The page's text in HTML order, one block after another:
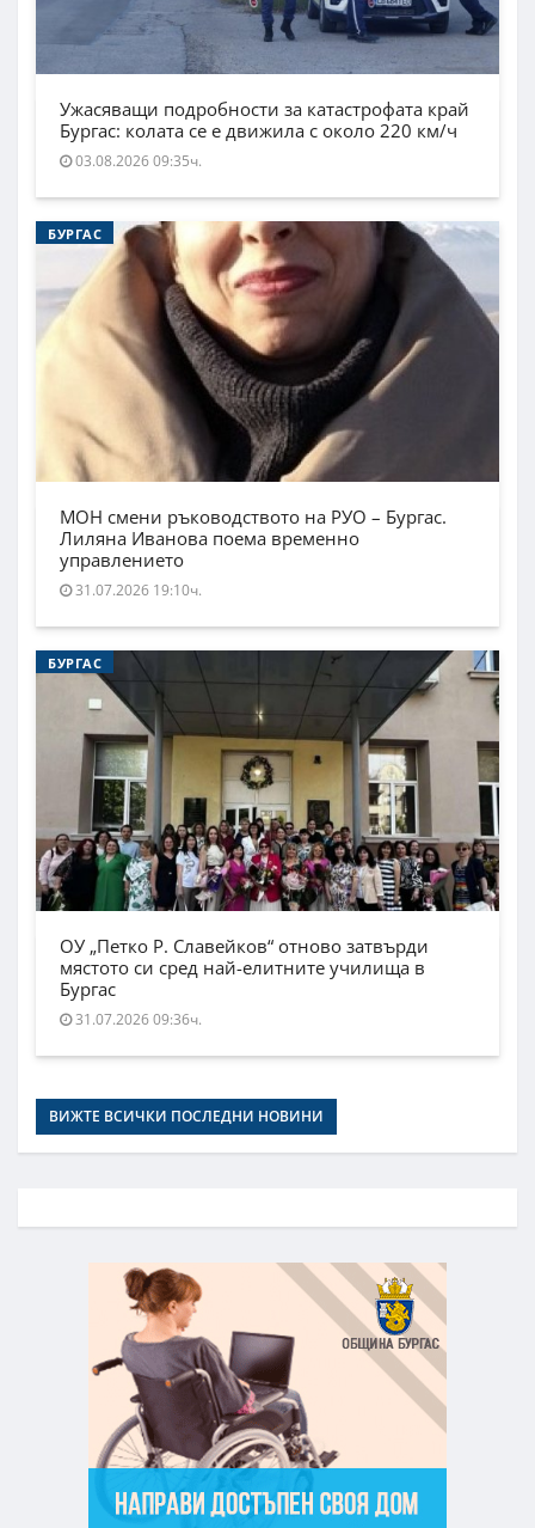
Ужасяващи подробности за катастрофата край
Бургас: колата се е движила с около 220 км/ч
03.08.2026 09:35ч.
БУРГАС
МОН смени ръководството на РУО – Бургас.
Лиляна Иванова поема временно
управлението
31.07.2026 19:10ч.
БУРГАС
ОУ „Петко Р. Славейков“ отново затвърди
мястото си сред най-елитните училища в
Бургас
31.07.2026 09:36ч.
ВИЖТЕ ВСИЧКИ ПОСЛЕДНИ НОВИНИ